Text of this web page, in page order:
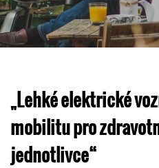
„Lehké elektrické
mobilitu pro
jednotlivce“